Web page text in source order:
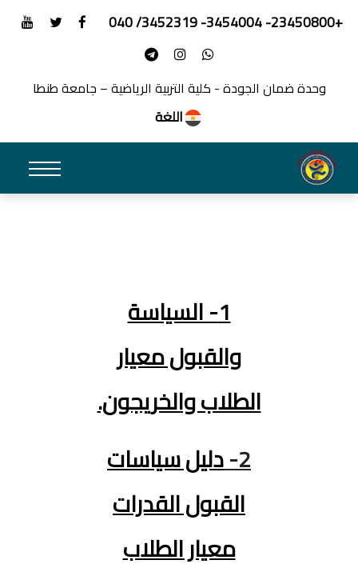
- كلية التربية الرياضية – جامعة طنطا
1- السياسة
والقبول معيار
الطلاب والخريجون.
دليل سياسات
القبول القدرات
معيار الطلاب